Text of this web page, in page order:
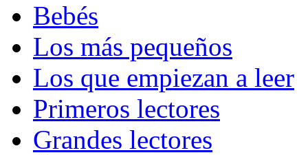
Bebés
Los más pequeños
Los que empiezan a leer
Primeros lectores
Grandes lectores